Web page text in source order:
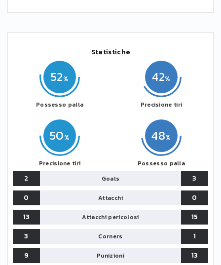
Statistiche
52
Possesso palla
50
Precisione tiri
48
Possesso palla
42
Precisione tiri
2 Goals
3
0
Attacchi
0
13
Attacchi pericolosi
15
3
Corners
1
9
Punizioni 13